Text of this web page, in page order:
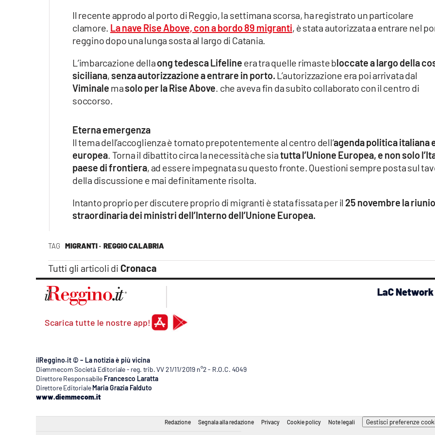
TAG MIGRANTI · REGGIO CALABRIA
Tutti gli articoli di Cronaca
Il recente approdo al porto di Reggio, la settimana scorsa, ha registrato un particolare
clamore. La nave Rise Above, con a bordo 89 migranti, è stata autorizzata a entrare nel
reggino dopo una lunga sosta al largo di Catania.
L’imbarcazione dellaong tedesca Lifeline era tra quelle rimaste bloccate a largo della
siciliana, senza autorizzazione a entrare in porto. L’autorizzazione era poi arrivata dal
Viminale masolo per la Rise Above. che aveva fin da subito collaborato con il centro di
soccorso.
Eterna emergenza
Il tema dell’accoglienza è tornato prepotentemente al centro dell’agenda politica italiana
europea. Torna il dibattito circa la necessità che siatutta l’Unione Europea, e non solo
paese di frontiera, ad essere impegnata su questo fronte. Questioni sempre posta sul
della discussione e mai definitamente risolta.
Intanto proprio per discutere proprio di migranti è stata fissata per il 25 novembre la
straordinaria dei ministri dell’Interno dell’Unione Europea.
Scarica tutte le nostre app!
LaC Network
ilReggino.it © – La notizia è più vicina
Diemmecom Società Editoriale - reg. trib. VV 21/11/2019 n°2 - R.O.C. 4049
Direttore Responsabile Francesco Laratta
Direttore Editoriale Maria Grazia Falduto
www.diemmecom.it
Redazione Segnala alla redazione Privacy Cookie policy Note legali Gestisci preferenze